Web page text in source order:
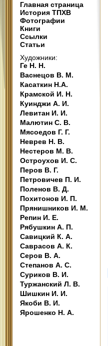
Главная страница
История ТПХВ
Фотографии
Книги
Ссылки
Статьи
Художники:
Ге Н. Н.
Васнецов В. М.
Касаткин Н.А.
Крамской И. Н.
Куинджи А. И.
Левитан И. И.
Малютин С. В.
Мясоедов Г. Г.
Неврев Н. В.
Нестеров М. В.
Остроухов И. С.
Перов В. Г.
Петровичев П. И.
Поленов В. Д.
Похитонов И. П.
Прянишников И. М.
Репин И. Е.
Рябушкин А. П.
Савицкий К. А.
Саврасов А. К.
Серов В. А.
Степанов А. С.
Суриков В. И.
Туржанский Л. В.
Шишкин И. И.
Якоби В. И.
Ярошенко Н. А.